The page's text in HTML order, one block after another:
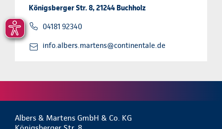
Königsberger Str. 8, 21244 Buchholz
04181 92340
info.albers.martens@continentale.de
Albers & Martens GmbH & Co. KG